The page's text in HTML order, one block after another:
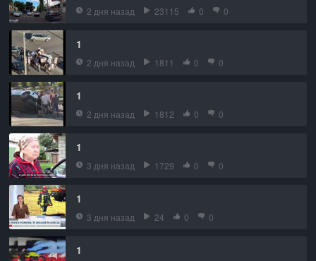
2 дня назад 23115 0 0
1
2 дня назад 1811 0 0
1
2 дня назад 1812 0 0
1
3 дня назад 1729 0 0
1
3 дня назад 24 0 0
1